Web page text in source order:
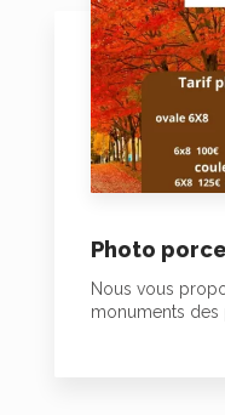
Photo
Nous vous
monuments des